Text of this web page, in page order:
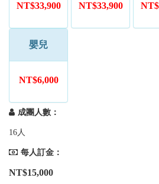
NT$33,900 NT$33,900
嬰兒
NT$6,000
成團人數：
16人
每人訂金：
NT$15,000